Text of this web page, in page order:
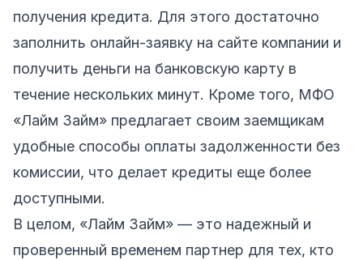
получения кредита. Для этого достаточно
заполнить онлайн-заявку на сайте компании и
получить деньги на банковскую карту в
течение нескольких минут. Кроме того, МФО
«Лайм Займ» предлагает своим заемщикам
удобные способы оплаты задолженности без
комиссии, что делает кредиты еще более
доступными.
В целом, «Лайм Займ» — это надежный и
проверенный временем партнер для тех, кто